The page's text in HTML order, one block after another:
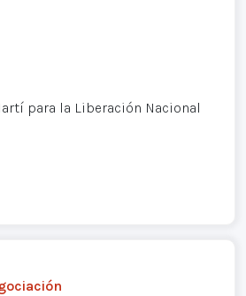
para la Liberación Nacional